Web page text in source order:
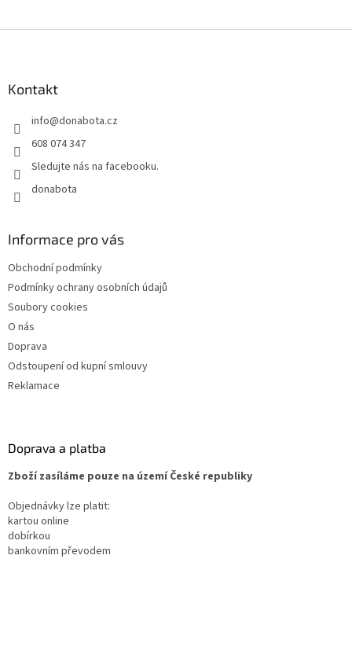
Kontakt
info@donabota.cz
608 074 347
Sledujte nás na facebooku.
donabota
Informace pro vás
Obchodní podmínky
Podmínky ochrany osobních údajů
Soubory cookies
O nás
Doprava
Odstoupení od kupní smlouvy
Reklamace
Doprava a platba
Zboží zasíláme pouze na území České republiky
Objednávky lze platit:
kartou online
dobírkou
bankovním převodem